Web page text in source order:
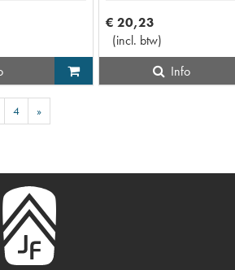
€ 20,23
(incl. btw)
Info
4 »